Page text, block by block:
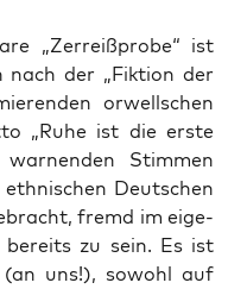
„Zer­reiß­pro­be“ ist
der „Fik­ti­on der
orwell­schen
„Ruhe ist die ers­te
Stim­men
Deut­schen
fremd im eige­
zu sein. Es ist
uns!), sowohl auf